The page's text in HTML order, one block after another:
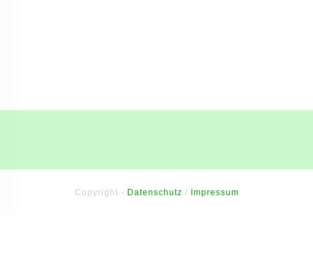
Copyright - Datenschutz / Impressum